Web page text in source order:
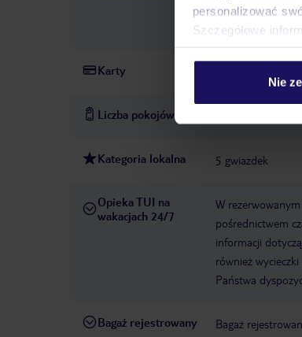
personalizować
Szczegółowe
Nie
hotelu
WiFi w
słoneczny
Karty
Liczba pokojów
Kategoria lokalna 5 gwiazdek
Opieka TUI na
wakacjach 24/7
W
pośrednictwem
informacji
również
Państwa
Bagaż rejestrowany Bagaż